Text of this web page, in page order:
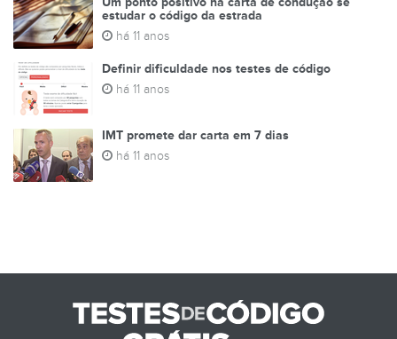
estudar o código da estrada
há 11 anos
Definir dificuldade nos testes de código
há 11 anos
IMT promete dar carta em 7 dias
há 11 anos